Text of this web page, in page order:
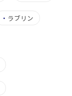
・ ラブリン